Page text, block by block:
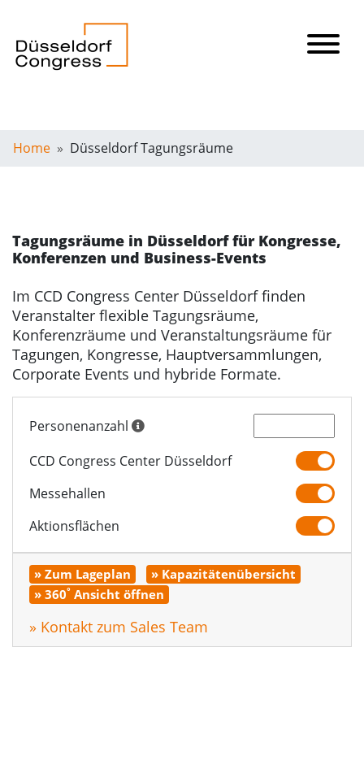
Home Düsseldorf Tagungsräume
Tagungsräume in Düsseldorf für Kongresse,
Konferenzen und Business-Events
Im CCD Congress Center Düsseldorf finden
Veranstalter flexible Tagungsräume,
Konferenzräume und Veranstaltungsräume für
Tagungen, Kongresse, Hauptversammlungen,
Corporate Events und hybride Formate.
Personenanzahl
CCD Congress Center Düsseldorf
Messehallen
Aktionsflächen
» Zum Lageplan
» Kapazitätenübersicht
» 360° Ansicht öffnen
» Kontakt zum Sales Team